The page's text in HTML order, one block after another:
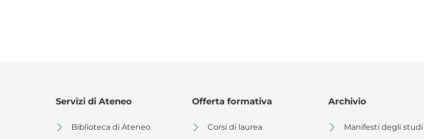
Servizi di Ateneo
Biblioteca di Ateneo
Offerta formativa
Corsi di laurea
Archivio
Manifesti degli studi